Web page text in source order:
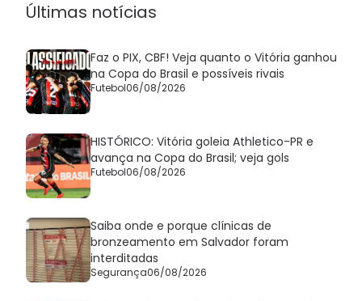
Últimas notícias
Faz o PIX, CBF! Veja quanto o Vitória ganhou
na Copa do Brasil e possíveis rivais
Futebol06/08/2026
HISTÓRICO: Vitória goleia Athletico-PR e
avança na Copa do Brasil; veja gols
Futebol06/08/2026
Saiba onde e porque clínicas de
bronzeamento em Salvador foram
interditadas
Segurança06/08/2026